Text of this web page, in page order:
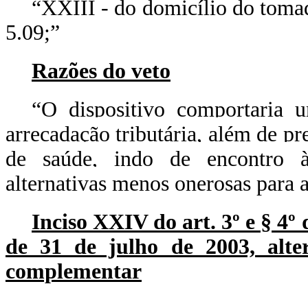
“XXIII - do domicílio do
5.09;”
Razões do veto
“O dispositivo comportaria
arrecadação tributária, além de
de saúde, indo de encontro
alternativas menos onerosas para
Inciso XXIV do art. 3º e § 4º
de 31 de julho de 2003,
complementar